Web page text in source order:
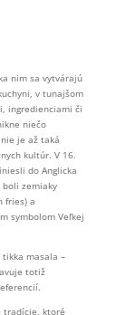
nim sa vytvárajú
v tunajšom
ingredienciami či
niečo
je až taká
kultúr. V 16.
do Anglicka
boli zemiaky
fries) a
symbolom Veľkej
masala –
totiž
tradície, ktoré